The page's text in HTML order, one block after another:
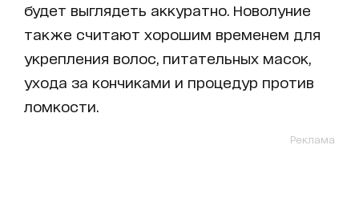
будет выглядеть аккуратно. Новолуние
также считают хорошим временем для
укрепления волос, питательных масок,
ухода за кончиками и процедур против
ломкости.
Реклама